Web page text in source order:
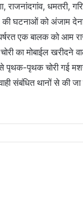
धमतरी,
घटनाओं को अंजाम
एक बालक को आम
का मोबाईल खरीदने
पृथक-पृथक चोरी गई
संबंधित थानों से की